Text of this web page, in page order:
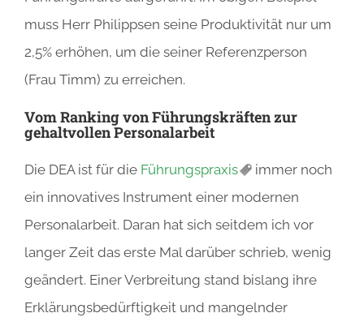
muss Herr Philippsen seine Produktivität nur um
2,5% erhöhen, um die seiner Referenzperson
(Frau Timm) zu erreichen.
Vom Ranking von Führungskräften zur
gehaltvollen Personalarbeit
Die DEA ist für die Führungspraxis
immer noch
ein innovatives Instrument einer modernen
Personalarbeit. Daran hat sich seitdem ich vor
langer Zeit das erste Mal darüber schrieb, wenig
geändert. Einer Verbreitung stand bislang ihre
Erklärungsbedürftigkeit und mangelnder